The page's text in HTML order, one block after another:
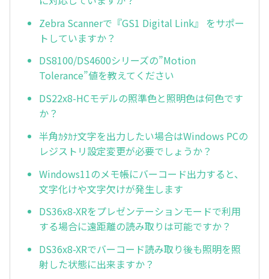
Zebra Scannerで『GS1 Digital Link』 をサポー
トしていますか？
DS8100/DS4600シリーズの”Motion
Tolerance”値を教えてください
DS22x8-HCモデルの照準色と照明色は何色です
か？
半角ｶﾀｶﾅ文字を出力したい場合はWindows PCの
レジストリ設定変更が必要でしょうか？
Windows11のメモ帳にバーコード出力すると、
文字化けや文字欠けが発生します
DS36x8-XRをプレゼンテーションモードで利用
する場合に遠距離の読み取りは可能ですか？
DS36x8-XRでバーコード読み取り後も照明を照
射した状態に出来ますか？